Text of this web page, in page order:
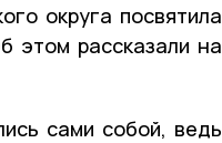
округа посвятила
этом рассказали на
сами собой, ведь